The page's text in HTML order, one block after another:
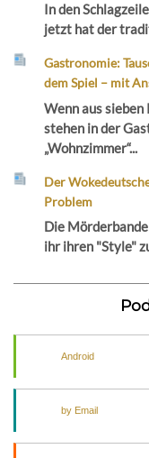
In den
jetzt hat der
Gastronomie:
dem Spiel – mit
Wenn aus
stehen in der
„Wohnzimmer“...
Der
Problem
Die
ihr ihren "Style"
Android
by Email